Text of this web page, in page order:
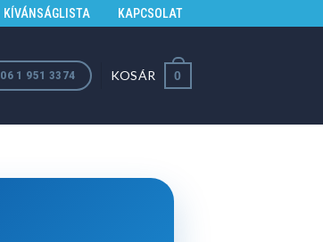
KÍVÁNSÁGLISTA KAPCSOLAT
06 1 951 3374 KOSÁR 0